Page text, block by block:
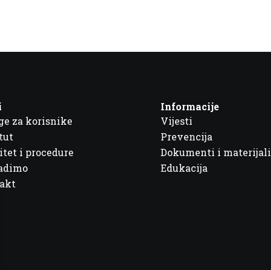
za korisnike
i procedure
Informacije
Vijesti
Prevencija
Dokumenti i materijali
Edukacija